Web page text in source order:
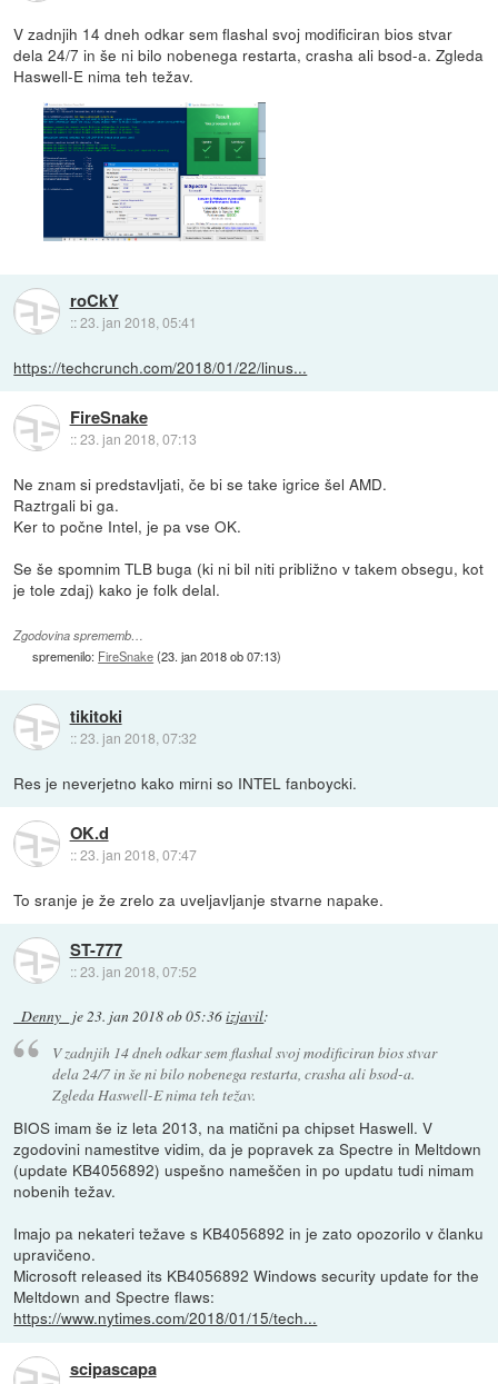
V zadnjih 14 dneh odkar sem flashal svoj modificiran bios stvar
dela 24/7 in še ni bilo nobenega restarta, crasha ali bsod-a. Zgleda
Haswell-E nima teh težav.
roCkY
::23. jan 2018, 05:41
https://techcrunch.com/2018/01/22/linus...
FireSnake
::23. jan 2018, 07:13
Ne znam si predstavljati, če bi se take igrice šel AMD.
Raztrgali bi ga.
Ker to počne Intel, je pa vse OK.
Se še spomnim TLB buga (ki ni bil niti približno v takem obsegu, kot
je tole zdaj) kako je folk delal.
Zgodovina sprememb…
spremenilo: FireSnake(23. jan 2018 ob 07:13)
tikitoki
::23. jan 2018, 07:32
Res je neverjetno kako mirni so INTEL fanboycki.
OK.d
::23. jan 2018, 07:47
To sranje je že zrelo za uveljavljanje stvarne napake.
ST-777
::23. jan 2018, 07:52
_Denny_ je23. jan 2018 ob 05:36izjavil:
V zadnjih 14 dneh odkar sem flashal svoj modificiran bios stvar
dela 24/7 in še ni bilo nobenega restarta, crasha ali bsod-a.
Zgleda Haswell-E nima teh težav.
BIOS imam še iz leta 2013, na matični pa chipset Haswell. V
zgodovini namestitve vidim, da je popravek za Spectre in Meltdown
(update KB4056892) uspešno nameščen in po updatu tudi nimam
nobenih težav.
Imajo pa nekateri težave s KB4056892 in je zato opozorilo v članku
upravičeno.
Microsoft released its KB4056892 Windows security update for the
Meltdown and Spectre flaws:
https://www.nytimes.com/2018/01/15/tech...
scipascapa